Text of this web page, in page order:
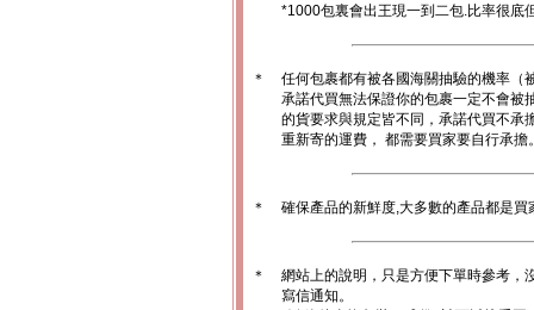
*1000包裏會出王現一到二包.比率很底
＊
任何包裹都有被各國海關抽驗的機率（
承諾代買無法保證你的包裹一定不會被
的貨要求與規定皆不同，承諾代買不承
重新寄的運費， 都需要買家要自行承擔
＊ 確保產品的新鮮度,大多數的產品都是
＊
網站上的說明，只是方便下單時參考，
寫信通知。